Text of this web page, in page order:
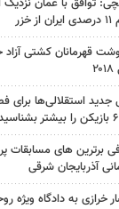
قهرمانان کشتی آزاد
استقلالی‌ها برای
برترین های مسابقات
آذربایجان شرقی
خرازی به دادگاه ویژه